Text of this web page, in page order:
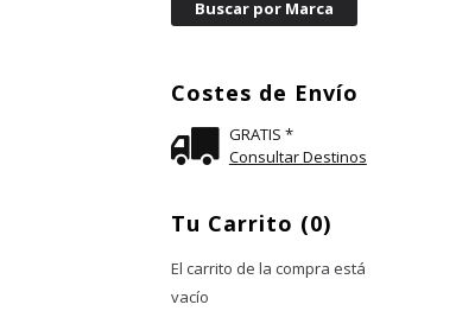
Costes de Envío
GRATIS *
Consultar Destinos
Tu Carrito (0)
El carrito de la compra está
vacío